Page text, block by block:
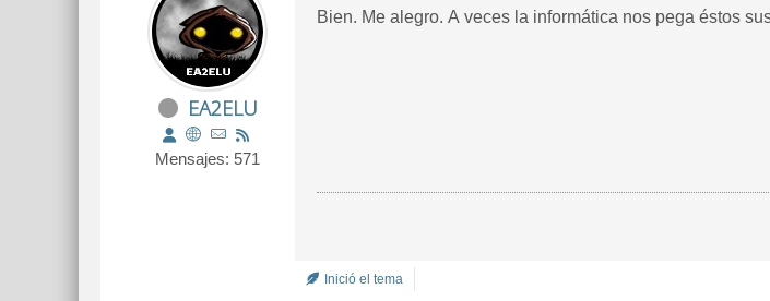
EA2ELU
Mensajes: 571
Bien. Me alegro. A veces la informática nos pega éstos
Inició el tema